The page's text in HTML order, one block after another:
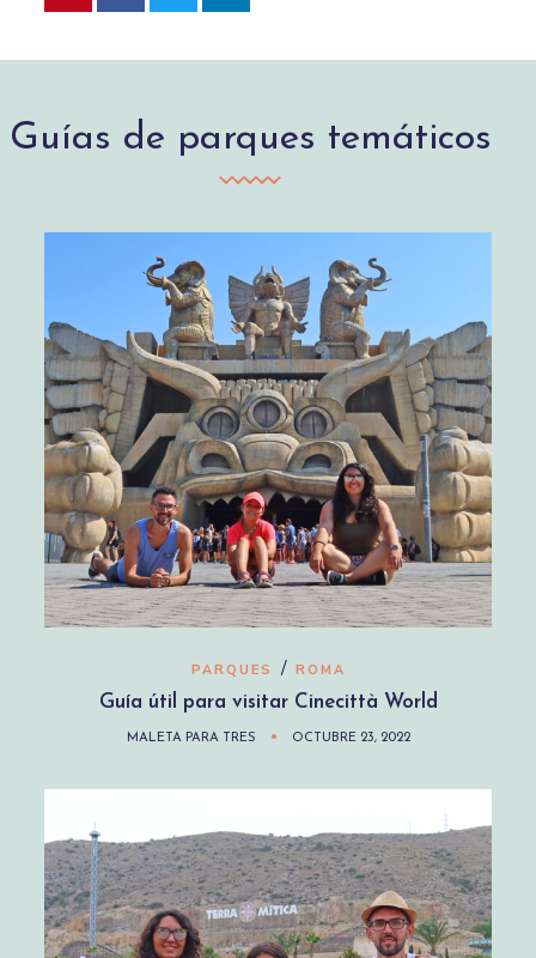
Guías de parques temáticos
PARQUES / ROMA
Guía útil para visitar Cinecittà World
MALETA PARA TRES OCTUBRE 23, 2022